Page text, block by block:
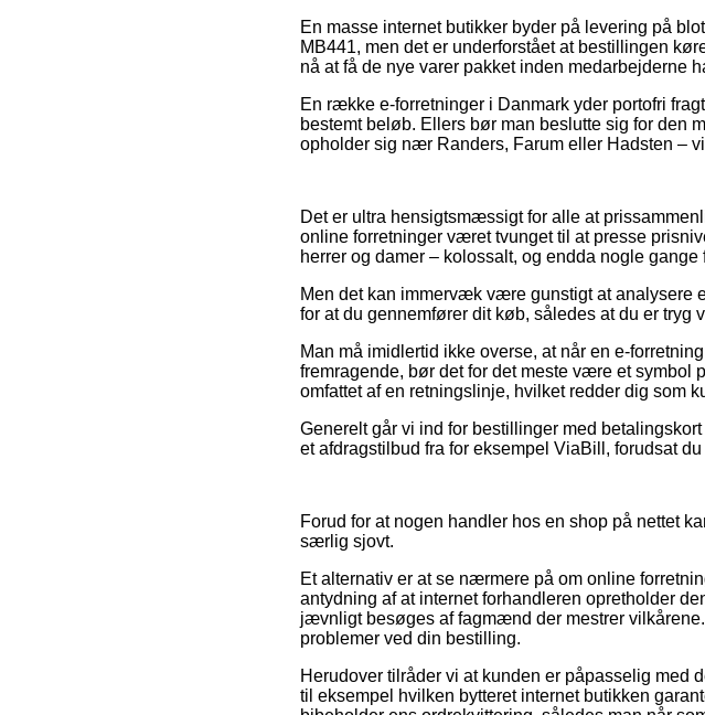
En masse internet butikker byder på levering på
MB441, men det er underforstået at bestillingen
nå at få de nye varer pakket inden medarbejderne
En række e-forretninger i Danmark yder portofri
bestemt beløb. Ellers bør man beslutte sig for den
opholder sig nær Randers, Farum eller Hadsten –
Det er ultra hensigtsmæssigt for alle at
online forretninger været tvunget til at presse
herrer og damer – kolossalt, og endda nogle
Men det kan immervæk være gunstigt at analysere
for at du gennemfører dit køb, således at du er tryg
Man må imidlertid ikke overse, at når en e-
fremragende, bør det for det meste være et
omfattet af en retningslinje, hvilket redder dig som
Generelt går vi ind for bestillinger med
et afdragstilbud fra for eksempel ViaBill, forudsat
Forud for at nogen handler hos en shop på nettet
særlig sjovt.
Et alternativ er at se nærmere på om online
antydning af at internet forhandleren opretholder
jævnligt besøges af fagmænd der mestrer
problemer ved din bestilling.
Herudover tilråder vi at kunden er påpasselig med
til eksempel hvilken bytteret internet butikken